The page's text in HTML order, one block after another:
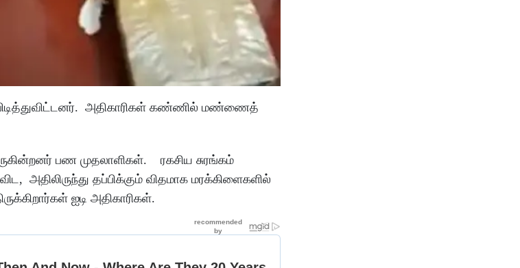
அதிகாரிகள் கண்ணில் மண்ணைத்
பண முதலாளிகள். ரகசிய சுரங்கம்
அதிலிருந்து தப்பிக்கும் விதமாக மரக்கிளைகளில்
ஐடி அதிகாரிகள்.